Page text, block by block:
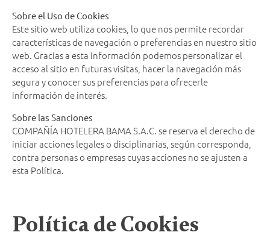
Sobre el Uso de Cookies
Este sitio web utiliza cookies, lo que nos permite recordar
características de navegación o preferencias en nuestro sitio
web. Gracias a esta información podemos personalizar el
acceso al sitio en futuras visitas, hacer la navegación más
segura y conocer sus preferencias para ofrecerle
información de interés.
Sobre las Sanciones
COMPAÑÍA HOTELERA BAMA S.A.C. se reserva el derecho de
iniciar acciones legales o disciplinarias, según corresponda,
contra personas o empresas cuyas acciones no se ajusten a
esta Política.
Política de Cookies